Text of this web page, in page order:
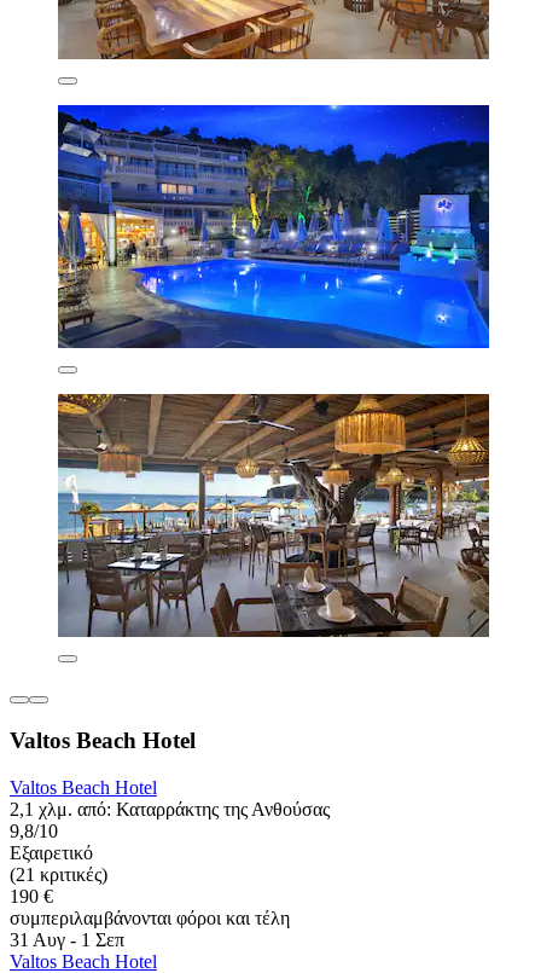
Valtos Beach Hotel
Valtos Beach Hotel
2,1 χλμ. από: Καταρράκτης της Ανθούσας
9,8/10
Εξαιρετικό
(21 κριτικές)
190 €
συμπεριλαμβάνονται φόροι και τέλη
31 Αυγ - 1 Σεπ
Valtos Beach Hotel